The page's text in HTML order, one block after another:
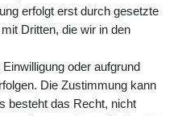
und zzgl. Service- und
- Keine Angebote
erfolgt erst durch gesetzte
Dritten, die wir in den
oder aufgrund
Die Zustimmung kann
besteht das Recht, nicht